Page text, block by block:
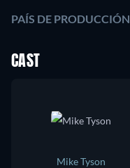
PAÍS DE PRODUCCIÓN
CAST
Mike Tyson